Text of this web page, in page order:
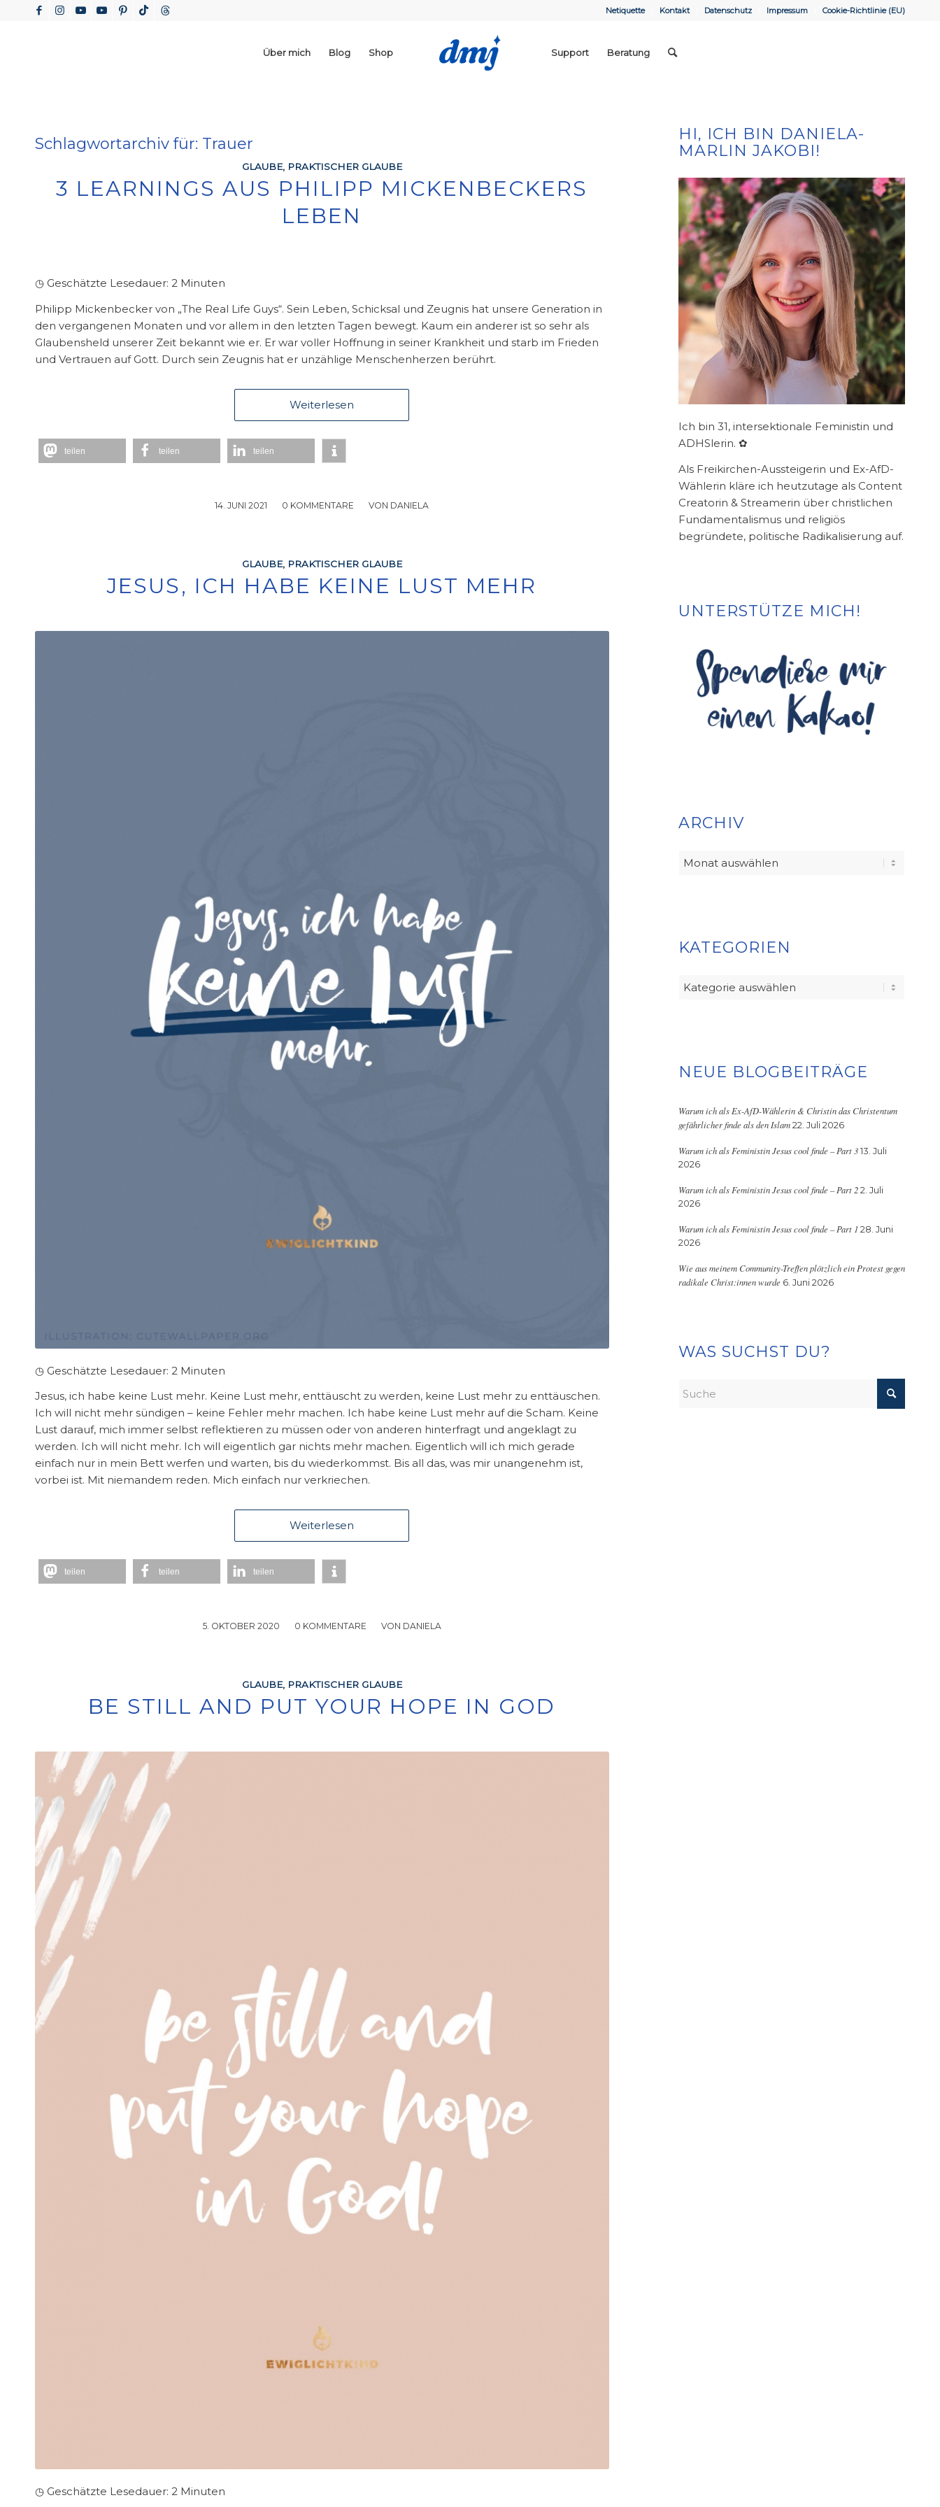
Netiquette Kontakt Datenschutz Impressum Cookie-Richtlinie (EU)
Über mich Blog Shop Support Beratung
Schlagwortarchiv für: Trauer
GLAUBE, PRAKTISCHER GLAUBE
3 LEARNINGS AUS PHILIPP MICKENBECKERS
LEBEN
◷ Geschätzte Lesedauer: 2 Minuten
Philipp Mickenbecker von „The Real Life Guys“. Sein Leben, Schicksal und Zeugnis hat unsere Generation in
den vergangenen Monaten und vor allem in den letzten Tagen bewegt. Kaum ein anderer ist so sehr als
Glaubensheld unserer Zeit bekannt wie er. Er war voller Hoffnung in seiner Krankheit und starb im Frieden
und Vertrauen auf Gott. Durch sein Zeugnis hat er unzählige Menschenherzen berührt.
Weiterlesen
teilen teilen teilen
14. JUNI 2021
/ 0 KOMMENTARE
/ VON DANIELA
GLAUBE, PRAKTISCHER GLAUBE
JESUS, ICH HABE KEINE LUST MEHR
◷ Geschätzte Lesedauer: 2 Minuten
Jesus, ich habe keine Lust mehr. Keine Lust mehr, enttäuscht zu werden, keine Lust mehr zu enttäuschen.
Ich will nicht mehr sündigen – keine Fehler mehr machen. Ich habe keine Lust mehr auf die Scham. Keine
Lust darauf, mich immer selbst reflektieren zu müssen oder von anderen hinterfragt und angeklagt zu
werden. Ich will nicht mehr. Ich will eigentlich gar nichts mehr machen. Eigentlich will ich mich gerade
einfach nur in mein Bett werfen und warten, bis du wiederkommst. Bis all das, was mir unangenehm ist,
vorbei ist. Mit niemandem reden. Mich einfach nur verkriechen.
Weiterlesen
teilen teilen teilen
5. OKTOBER 2020
/ 0 KOMMENTARE
/ VON DANIELA
GLAUBE, PRAKTISCHER GLAUBE
BE STILL AND PUT YOUR HOPE IN GOD
◷ Geschätzte Lesedauer: 2 Minuten
HI, ICH BIN DANIELA-
MARLIN JAKOBI!
Ich bin 31, intersektionale Feministin und
ADHSlerin. ✿
Als Freikirchen-Aussteigerin und Ex-AfD-
Wählerin kläre ich heutzutage als Content
Creatorin & Streamerin über christlichen
Fundamentalismus und religiös
begründete, politische Radikalisierung auf.
UNTERSTÜTZE MICH!
ARCHIV
KATEGORIEN
Kategorien
NEUE BLOGBEITRÄGE
Warum ich als Ex-AfD-Wählerin & Christin das Christentum
gefährlicher finde als den Islam 22. Juli 2026
Warum ich als Feministin Jesus cool finde – Part 3 13. Juli
2026
Warum ich als Feministin Jesus cool finde – Part 2 2. Juli
2026
Warum ich als Feministin Jesus cool finde – Part 1 28. Juni
2026
Wie aus meinem Community-Treffen plötzlich ein Protest gegen
radikale Christ:innen wurde 6. Juni 2026
WAS SUCHST DU?